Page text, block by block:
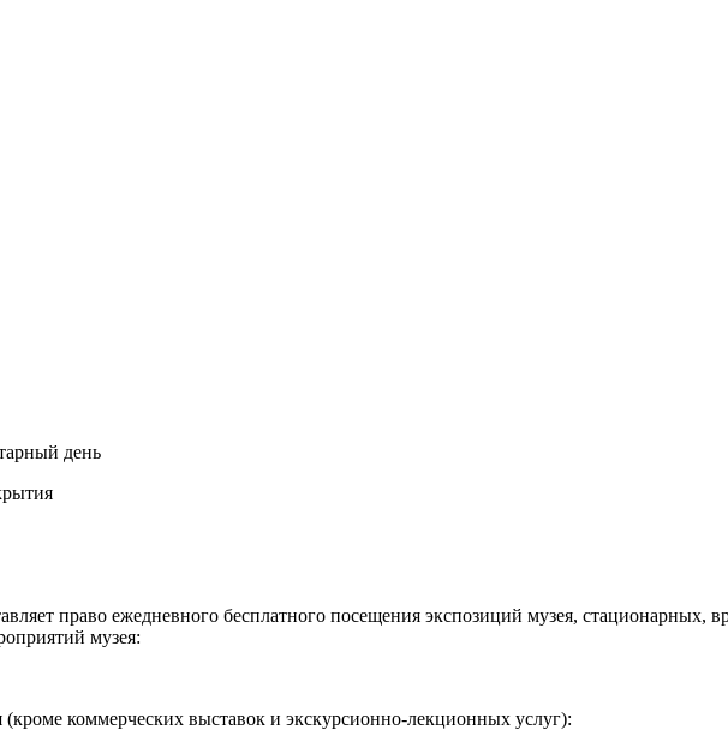
день
право ежедневного бесплатного посещения экспозиций музея, стационарных,
музея:
(кроме коммерческих выставок и экскурсионно-лекционных услуг):